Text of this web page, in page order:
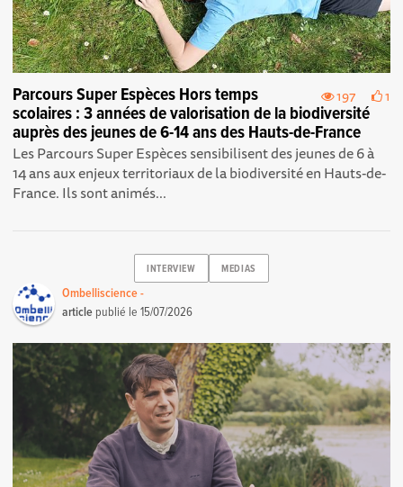
197 1
Parcours Super Espèces Hors temps
scolaires : 3 années de valorisation de la biodiversité
auprès des jeunes de 6-14 ans des Hauts-de-France
Les Parcours Super Espèces sensibilisent des jeunes de 6 à
14 ans aux enjeux territoriaux de la biodiversité en Hauts-de-
France. Ils sont animés...
INTERVIEW MEDIAS
Ombelliscience -
article publié le15/07/2026